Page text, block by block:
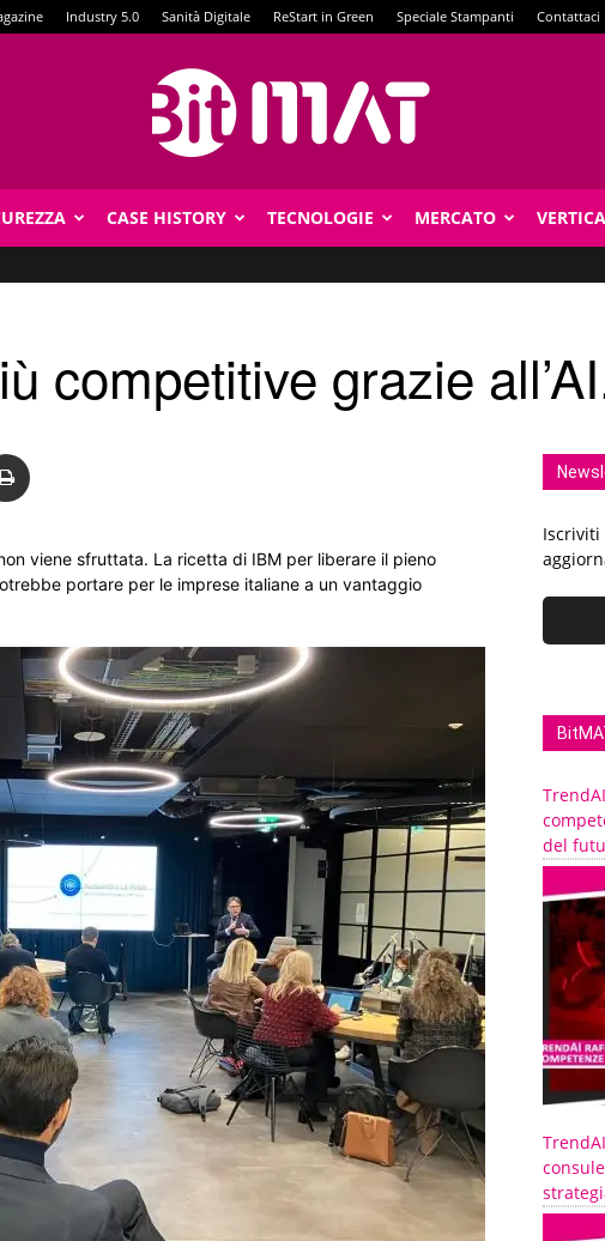
Industry 5.0 Sanità Digitale ReStart in Green Speciale Stampanti Contattaci
CASE HISTORY TECNOLOGIE MERCATO
competitive grazie
viene sfruttata. La ricetta di IBM per liberare il pieno
portare per le imprese italiane a un vantaggio
Iscriviti
del